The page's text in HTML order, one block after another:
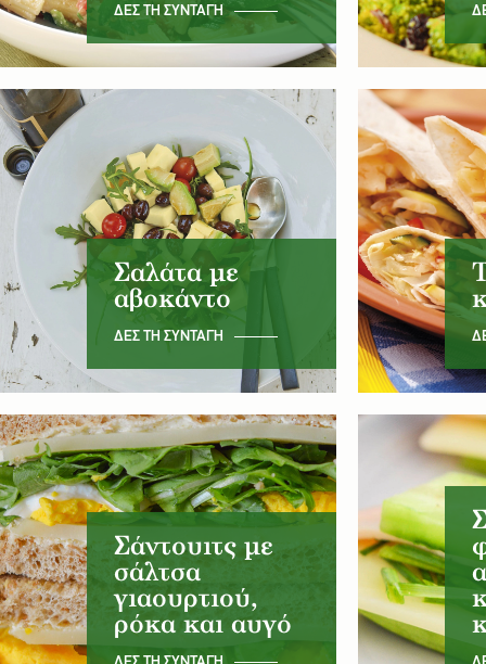
ΔΕΣ ΤΗ ΣΥΝΤΑΓΗ
Σαλάτα με
αβοκάντο
ΔΕΣ ΤΗ ΣΥΝΤΑΓΗ
Σάντουιτς με
σάλτσα
γιαουρτιού,
ρόκα και αυγό